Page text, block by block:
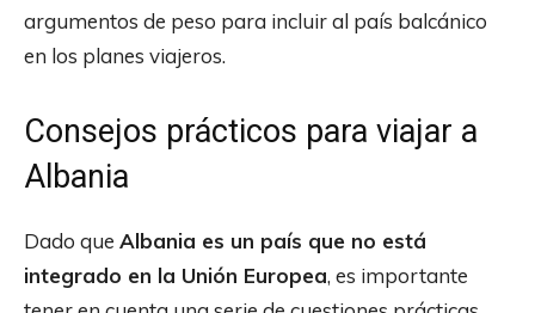
argumentos de peso para incluir al país balcánico
en los planes viajeros.
Consejos prácticos para viajar a
Albania
Dado que Albania es un país que no está
integrado en la Unión Europea, es importante